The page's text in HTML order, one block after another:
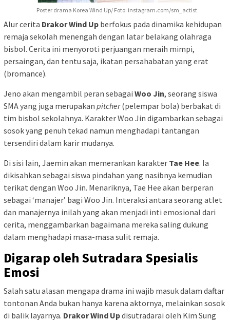
Poster drama Korea Wind Up/ Foto: instagram.com/sm_actist
Alur cerita Drakor Wind Up berfokus pada dinamika kehidupan
remaja sekolah menengah dengan latar belakang olahraga
bisbol. Cerita ini menyoroti perjuangan meraih mimpi,
persaingan, dan tentu saja, ikatan persahabatan yang erat
(bromance).
Jeno akan mengambil peran sebagai Woo Jin, seorang siswa
SMA yang juga merupakan pitcher(pelempar bola) berbakat di
tim bisbol sekolahnya. Karakter Woo Jin digambarkan sebagai
sosok yang penuh tekad namun menghadapi tantangan
tersendiri dalam karir mudanya.
Di sisi lain, Jaemin akan memerankan karakter Tae Hee. Ia
dikisahkan sebagai siswa pindahan yang nasibnya kemudian
terikat dengan Woo Jin. Menariknya, Tae Hee akan berperan
sebagai ‘manajer’ bagi Woo Jin. Interaksi antara seorang atlet
dan manajernya inilah yang akan menjadi inti emosional dari
cerita, menggambarkan bagaimana mereka saling dukung
dalam menghadapi masa-masa sulit remaja.
Digarap oleh Sutradara Spesialis
Emosi
Salah satu alasan mengapa drama ini wajib masuk dalam daftar
tontonan Anda bukan hanya karena aktornya, melainkan sosok
di balik layarnya. Drakor Wind Updisutradarai oleh Kim Sung